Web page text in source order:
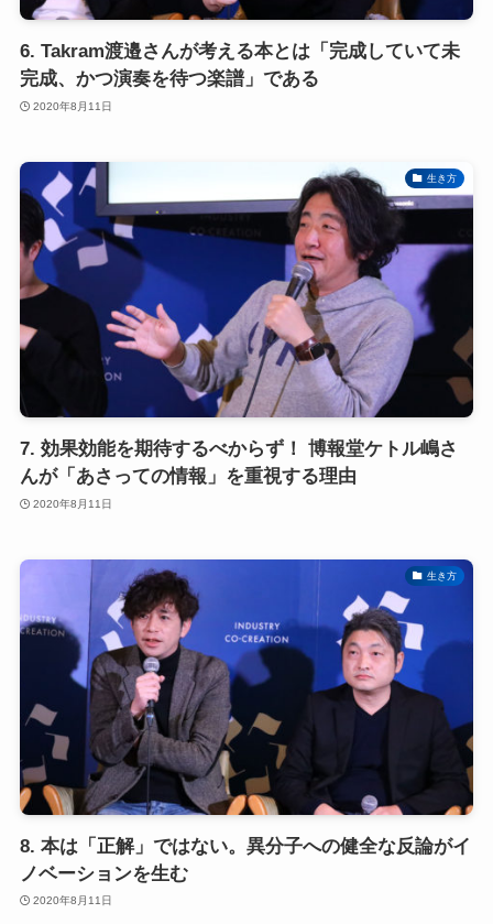
6. Takram渡邉さんが考える本とは「完成していて未
完成、かつ演奏を待つ楽譜」である
2020年8月11日
生き方
7. 効果効能を期待するべからず！ 博報堂ケトル嶋さ
んが「あさっての情報」を重視する理由
2020年8月11日
生き方
8. 本は「正解」ではない。異分子への健全な反論がイ
ノベーションを生む
2020年8月11日